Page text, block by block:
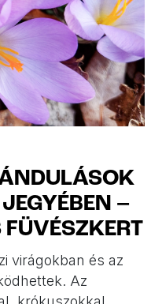
–
virágokban és az
Az